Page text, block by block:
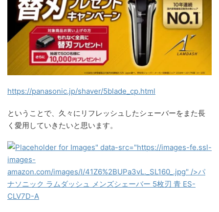
https://panasonic.jp/shaver/5blade_cp.html
ということで、久々にリフレッシュしたシェーバーをまた長
く愛用していきたいと思います。
" data-src="https://images-fe.ssl-
images-
amazon.com/images/I/41Z6%2BUPa3vL._SL160_.jpg" />パ
ナソニック ラムダッシュ メンズシェーバー 5枚刃 青 ES-
CLV7D-A